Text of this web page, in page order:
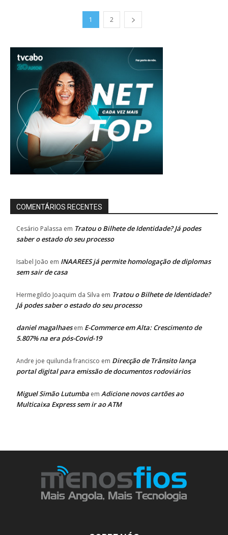
1 2
COMENTÁRIOS RECENTES
Cesário Palassa em Tratou o Bilhete de Identidade? Já podes
saber o estado do seu processo
Isabel João em INAAREES já permite homologação de diplomas
sem sair de casa
Hermegildo Joaquim da Silva em Tratou o Bilhete de Identidade?
Já podes saber o estado do seu processo
daniel magalhaesem E-Commerce em Alta: Crescimento de
5.807% na era pós-Covid-19
Andre joe quilunda francisco em Direcção de Trânsito lança
portal digital para emissão de documentos rodoviários
Miguel Simão Lutumba em Adicione novos cartões ao
Multicaixa Express sem ir ao ATM